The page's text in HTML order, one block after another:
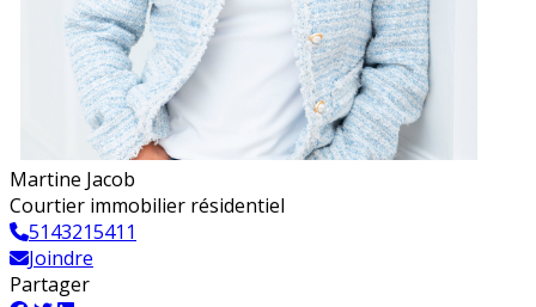
Martine Jacob
Courtier immobilier résidentiel
5143215411
Joindre
Partager